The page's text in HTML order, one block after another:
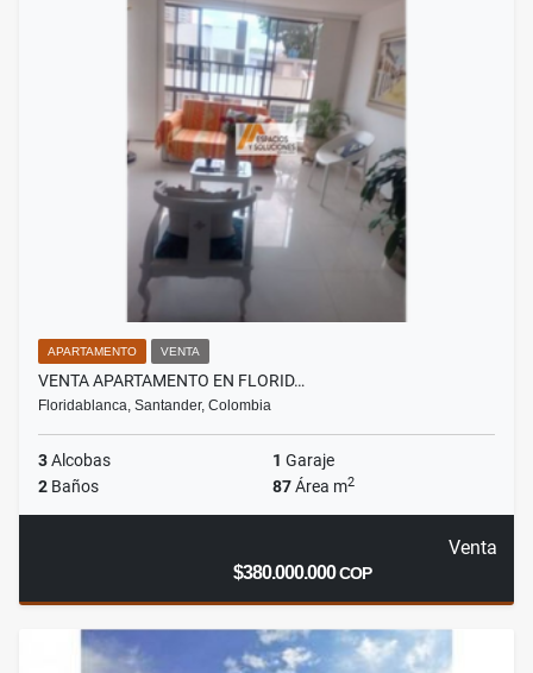
APARTAMENTO VENTA
VENTA APARTAMENTO EN FLORID…
Floridablanca, Santander, Colombia
3Alcobas 1 Garaje
2 Baños 87Área m2
Venta
$380.000.000COP